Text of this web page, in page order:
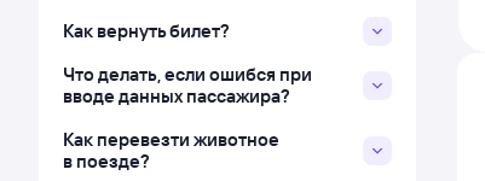
Как вернуть билет?
Что делать, если ошибся при
вводе данных пассажира?
Как перевезти животное
в поезде?